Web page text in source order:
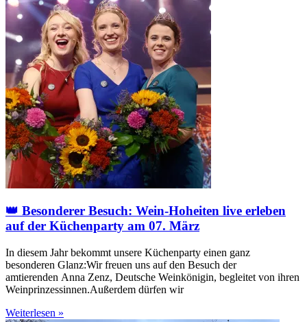
👑 Besonderer Besuch: Wein-Hoheiten live erleben
auf der Küchenparty am 07. März
In diesem Jahr bekommt unsere Küchenparty einen ganz
besonderen Glanz:Wir freuen uns auf den Besuch der
amtierenden Anna Zenz, Deutsche Weinkönigin, begleitet von ihren
Weinprinzessinnen.Außerdem dürfen wir
Weiterlesen »